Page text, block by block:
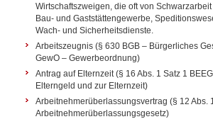
Wirtschaftszweigen, die oft von
Bau- und Gaststättengewerbe,
Wach- und Sicherheitsdienste.
Arbeitszeugnis (§ 630 BGB – Bürgerliches
GewO – Gewerbeordnung)
Antrag auf Elternzeit (§ 16 Abs. 1 Satz 1
Elterngeld und zur Elternzeit)
Arbeitnehmerüberlassungsvertrag (§ 12 Abs.
Arbeitnehmerüberlassungsgesetz)